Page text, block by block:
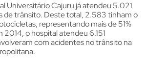
Universitário Cajuru já atendeu 5.021
de trânsito. Deste total, 2.583 tinham o
representando mais de 51%
o hospital atendeu 6.151
com acidentes no trânsito na